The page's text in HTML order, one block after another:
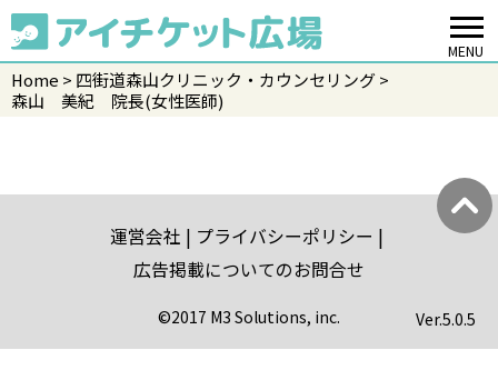
MENU
Home
四街道森山クリニック・カウンセリング
森山 美紀 院長(女性医師)
運営会社
プライバシーポリシー
広告掲載についてのお問合せ
©2017 M3 Solutions, inc. Ver.5.0.5